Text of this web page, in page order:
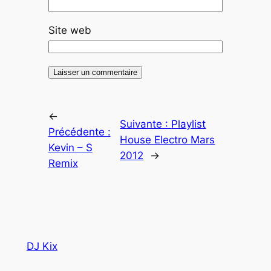
Site web
←
Précédente :
Kevin – S
Remix
Suivante : Playlist
House Electro Mars
2012
→
DJ Kix